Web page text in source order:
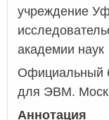
учреждение
академии наук
Официальный
для ЭВМ.
Аннотация